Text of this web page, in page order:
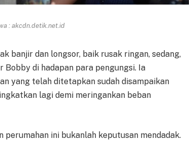
: akcdn.detik.net.id
banjir dan longsor, baik rusak ringan, sedang,
Bobby di hadapan para pengungsi. Ia
yang telah ditetapkan sudah disampaikan
lagi demi meringankan beban
ini bukanlah keputusan mendadak.